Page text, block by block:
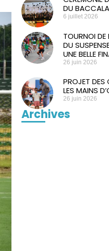
DU
6 juillet 2026
TOURNOI DE
DU
UNE BELLE
26 juin 2026
PROJET
LES MAINS
26 juin 2026
Archives